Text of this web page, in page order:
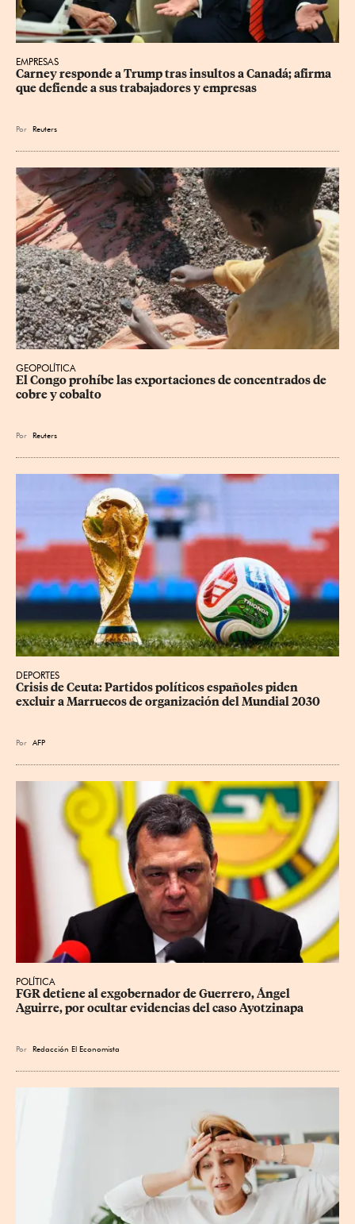
EMPRESAS
Carney responde a Trump tras insultos a Canadá; afirma
que defiende a sus trabajadores y empresas
Por Reuters
GEOPOLÍTICA
El Congo prohíbe las exportaciones de concentrados de
cobre y cobalto
Por Reuters
DEPORTES
Crisis de Ceuta: Partidos políticos españoles piden
excluir a Marruecos de organización del Mundial 2030
Por AFP
POLÍTICA
FGR detiene al exgobernador de Guerrero, Ángel
Aguirre, por ocultar evidencias del caso Ayotzinapa
Por Redacción El Economista